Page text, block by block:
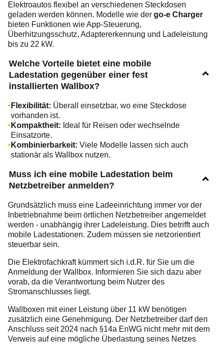
Elektroautos flexibel an verschiedenen Steckdosen
geladen werden können. Modelle wie der go-e Charger
bieten Funktionen wie App-Steuerung,
Überhitzungsschutz, Adaptererkennung und Ladeleistung
bis zu 22 kW.
Welche Vorteile bietet eine mobile
Ladestation gegenüber einer fest
installierten Wallbox?
Flexibilität: Überall einsetzbar, wo eine Steckdose
vorhanden ist.
Kompaktheit: Ideal für Reisen oder wechselnde
Einsatzorte.
Kombinierbarkeit: Viele Modelle lassen sich auch
stationär als Wallbox nutzen.
Muss ich eine mobile Ladestation beim
Netzbetreiber anmelden?
Grundsätzlich muss eine Ladeeinrichtung immer vor der
Inbetriebnahme beim örtlichen Netzbetreiber angemeldet
werden - unabhängig ihrer Ladeleistung. Dies betrifft auch
mobile Ladestationen. Zudem müssen sie netzorientiert
steuerbar sein.
Die Elektrofachkraft kümmert sich i.d.R. für Sie um die
Anmeldung der Wallbox. Informieren Sie sich dazu aber
vorab, da die Verantwortung beim Nutzer des
Stromanschlusses liegt.
Wallboxen mit einer Leistung über 11 kW benötigen
zusätzlich eine Genehmigung. Der Netzbetreiber darf den
Anschluss seit 2024 nach §14a EnWG nicht mehr mit dem
Verweis auf eine mögliche Überlastung seines Netzes